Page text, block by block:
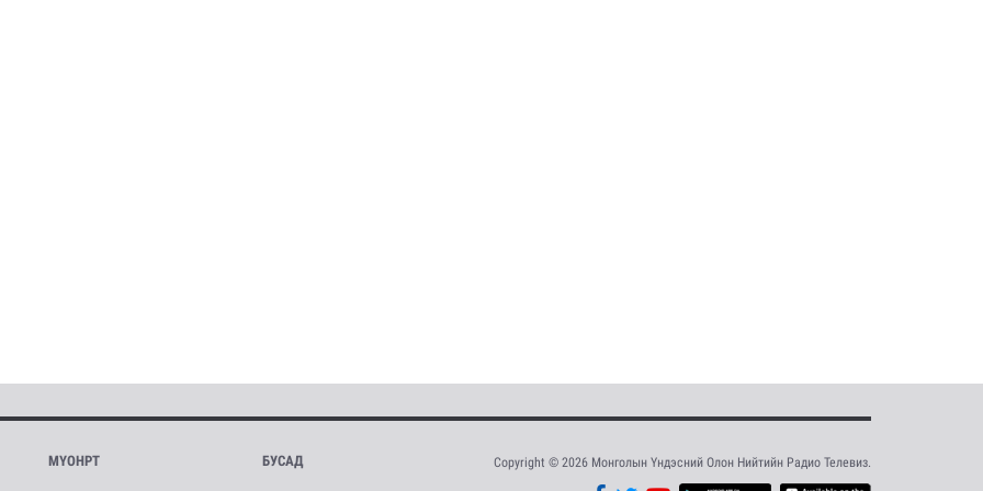
МҮОНРТ БУСАД Copyright © 2026 Монголын Үндэсний Олон Нийтийн Радио Телевиз.